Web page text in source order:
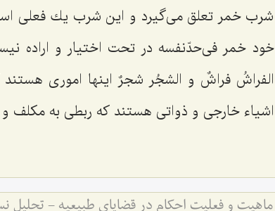
شرب خمر تعلق می‌گیرد و این شرب یك فعلى است
خود خمر فى‌حدّنفسه در تحت اختیار و اراده
الفراشُ فراشٌ و الشجُر شجرٌ اینها امورى
اشیاء خارجى و ذواتى هستند كه ربطى به مكلف و
ماهیت و فعلیت احکام در قضایای طبیعیه -